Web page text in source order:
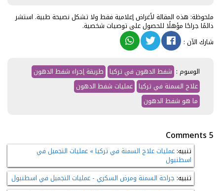
ملحوظة: هذه المقالة لأغراض إعلامية فقط ولا تشكل نصيحة طبية. استشر
دائمًا جراحًا مؤهلًا للحصول على توصيات شخصية.
شارك الآن :
الوسوم : شفط الدهون في تركيا طريقة إجراء شفط الدهون
علاج السمنة في تركيا عمليات شفط الدهون
ما هو شفط الدهون
5 Comments
تنبيه:عمليات علاج السمنة في تركيا » عمليات التجميل في
اسطنبول
تنبيه: جراحة السمنة ومرض السكري - عمليات التجميل في اسطنبول